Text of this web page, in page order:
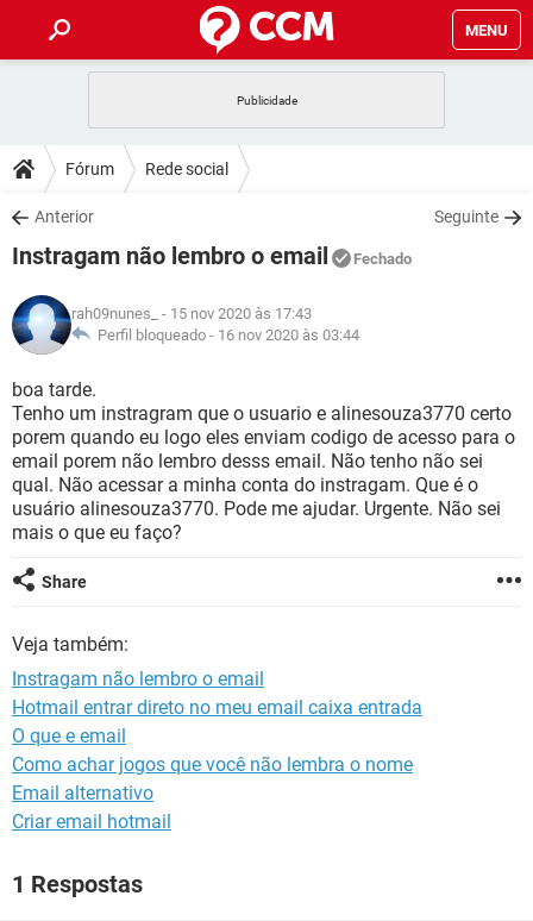
MENU
CELULAR
OUTLOOK
INSTAGRAM GMAIL
GUIA DE COMPRAS
DICAS
JOGOS
INSTAGRAM GMAIL
GUIA DE COMPRAS
DOWNLOADS
JOGOS WHATSAPP
CELULAR
OUTLOOK EXCEL
INSTAGRAM
GUIA DE COMPRAS
JOGOS WHATSAPP
CELULAR
OUTLOOK
INSTAGRAM GMAIL
GUIA DE COMPRAS
GLOSSÁRIO
CELULAR FACEBOOK
OUTLOOK EXCEL
INSTAGRAM GMAIL
GUIA DE COMPRAS
Fórum Rede social
Anterior Seguinte
Instragam não lembro o email Fechado
rah09nunes_
- 15 nov 2020 às 17:43
Perfil bloqueado - 16 nov 2020 às 03:44
boa tarde.
Tenho um instragram que o usuario e alinesouza3770 certo
porem quando eu logo eles enviam codigo de acesso para o
email porem não lembro desss email. Não tenho não sei
qual. Não acessar a minha conta do instragam. Que é o
usuário alinesouza3770. Pode me ajudar. Urgente. Não sei
mais o que eu faço?
Share
Veja também:
Instragam não lembro o email
Hotmail entrar direto no meu email caixa entrada
O que e email
Como achar jogos que você não lembra o nome
Email alternativo
Criar email hotmail
1 Respostas